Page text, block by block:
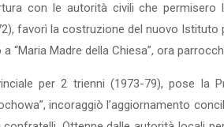
con le autorità civili che permisero
favorì la costruzione del nuovo Istituto
“Maria Madre della Chiesa”, ora
per 2 trienni (1973-79), pose la
incoraggiò l’aggiornamento